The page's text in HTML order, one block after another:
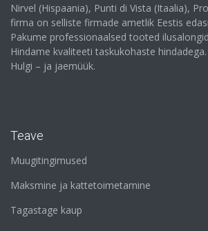
Nirvel (Hispaania), Punti di Vista (Itaalia),
firma on selliste firmade ametlik Eestis
Pakume professionaalsed tooted
Hindame kvaliteeti taskukohaste hindadega.
Hulgi – ja jaemüük.
Teave
Muugitingimused
Maksmine ja kattetoimetamine
Tagastage kaup